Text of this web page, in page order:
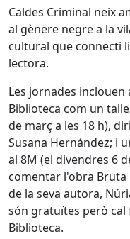
Caldes Criminal neix
al gènere negre a la
cultural que connecti
lectora.
Les jornades
Biblioteca com un
de març a les 18 h),
Susana Hernández; i
al 8M (el divendres 6
comentar l'obra Bruta
de la seva autora,
són gratuïtes però cal
Biblioteca.